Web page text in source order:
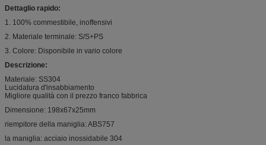
Dettaglio rapido:
1. 100% commestibile, inoffensivi
2. Materiale terminale: S/S+PS
3. Colore: Disponibile in vario colore
Descrizione:
Materiale: SS304
Lucidatura d'insabbiamento
Migliore qualità con il prezzo franco fabbrica
Dimensione: 198x67x25mm
riempitore della maniglia: ABS757
la maniglia: acciaio inossidabile 304